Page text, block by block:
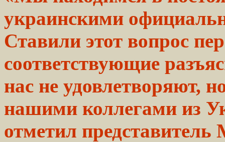
украинскими
Ставили этот вопрос
соответствующие
нас не удовлетворяют,
нашими коллегами из
отметил